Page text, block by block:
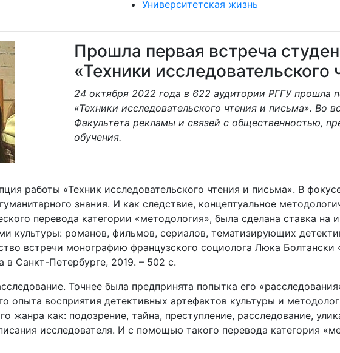
Университетская жизнь
Прошла первая встреча
«Техники исследовательского
24 октября 2022 года в 622 аудитории РГГУ прошла
«Техники исследовательского чтения и письма». Во
Факультета рекламы и связей с общественностью,
обучения.
работы «Техник исследовательского чтения и письма». В
знания. И как следствие, концептуальное
перевода категории «методология», была сделана ставка на
культуры: романов, фильмов, сериалов, тематизирующих
встречи монографию французского социолога Люка
в Санкт-Петербурге, 2019. – 502 с.
Точнее была предпринята попытка его
опыта восприятия детективных артефактов культуры и
жанра как: подозрение, тайна, преступление, расследование,
исследователя. И с помощью такого перевода категория